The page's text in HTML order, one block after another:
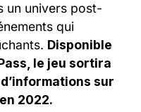
un univers post-
qui
Disponible
le jeu sortira
sur
2022.